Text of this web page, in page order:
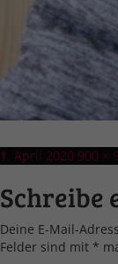
Veröffentlicht
1. April 2020 Volle
900 ×
Schreibe
Deine E-Mail-
Felder sind mit *